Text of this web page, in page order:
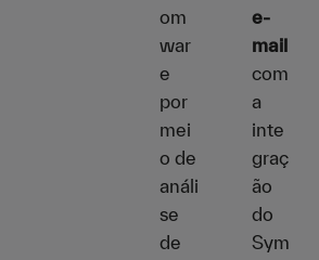
om
war
e
por
mei
o de
análi
se
de
e-
mail
com
a
inte
graç
ão
do
Sym